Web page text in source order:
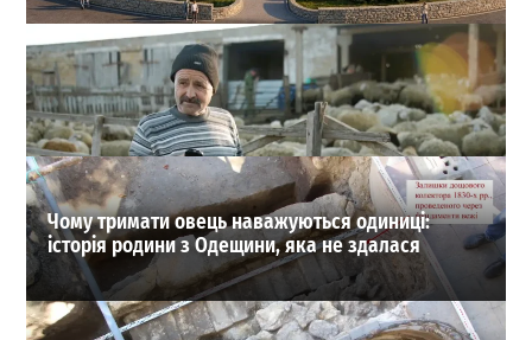
На Одещині хочуть створити нове містечко для
переселенців: що там буде
1
27-07-2026 в 19:31
ВИБІР РЕДАКЦІЇ
Чому тримати овець наважуються одиниці:
історія родини з Одещини, яка не здалася